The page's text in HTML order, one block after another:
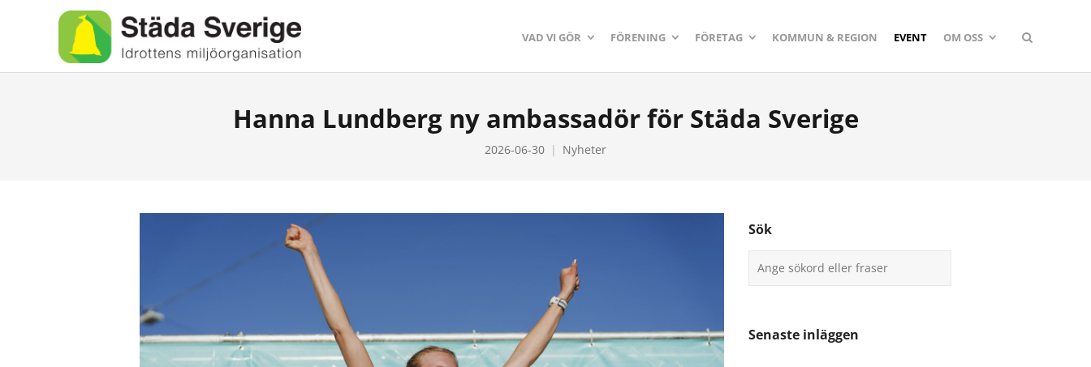
VAD VI GÖR FÖRENING FÖRETAG KOMMUN & REGION EVENT OM OSS
Hanna Lundberg ny ambassadör för Städa Sverige
2026-06-30 Nyheter
Sök
Senaste inläggen